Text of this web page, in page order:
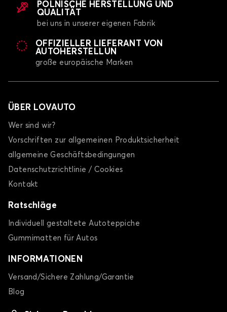
POLNISCHE HERSTELLUNG UND
QUALITÄT
bei uns in unserer eigenen Fabrik
OFFIZIELLER LIEFERANT VON
AUTOHERSTELLUN
große europäische Marken
ÜBER LOVAUTO
Wer sind wir?
Vorschriften zur allgemeinen Produktsicherheit
allgemeine Geschäftsbedingungen
Datenschutzrichtlinie / Cookies
Kontakt
Ratschläge
Individuell gestaltete Autoteppiche
Gummimatten für Autos
INFORMATIONEN
Versand/Sichere Zahlung/Garantie
Blog